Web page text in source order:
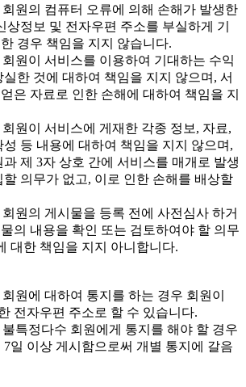
원의 컴퓨터 오류에 의해 손해가 발생한
상정보 및 전자우편 주소를 부실하게 기
경우 책임을 지지 않습니다.
원이 서비스를 이용하여 기대하는 수익
한 것에 대하여 책임을 지지 않으며, 서
은 자료로 인한 손해에 대하여 책임을 지
원이 서비스에 게재한 각종 정보, 자료,
등 내용에 대하여 책임을 지지 않으며,
제 3자 상호 간에 서비스를 매개로 발생
의무가 없고, 이로 인한 손해를 배상할
원의 게시물을 등록 전에 사전심사 하거
의 내용을 확인 또는 검토하여야 할 의무
대한 책임을 지지 아니합니다.
원에 대하여 통지를 하는 경우 회원이
전자우편 주소로 할 수 있습니다.
특정다수 회원에게 통지를 해야 할 경우
일 이상 게시함으로써 개별 통지에 갈음